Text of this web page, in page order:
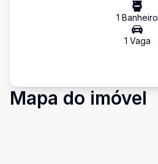
1 Banheiro
1 Vaga
Mapa do imóvel